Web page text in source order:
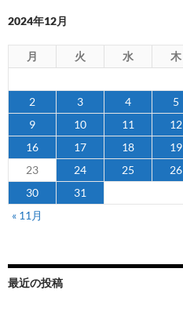
に
就
2024年12月
月 火 水 木
2
3 4 5
9
10 11 12
16
17 18 19
23
24 25 26
30
31
« 11月
最近の投稿